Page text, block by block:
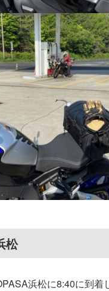
松
浜松に8:40に到着